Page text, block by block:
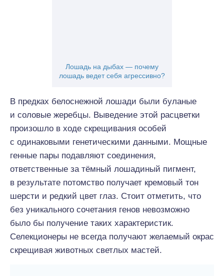
Лошадь на дыбах — почему
лошадь ведет себя агрессивно?
В предках белоснежной лошади были буланые
и соловые жеребцы. Выведение этой расцветки
произошло в ходе скрещивания особей
с одинаковыми генетическими данными. Мощные
генные пары подавляют соединения,
ответственные за тёмный лошадиный пигмент,
в результате потомство получает кремовый тон
шерсти и редкий цвет глаз. Стоит отметить, что
без уникального сочетания генов невозможно
было бы получение таких характеристик.
Селекционеры не всегда получают желаемый окрас
скрещивая животных светлых мастей.